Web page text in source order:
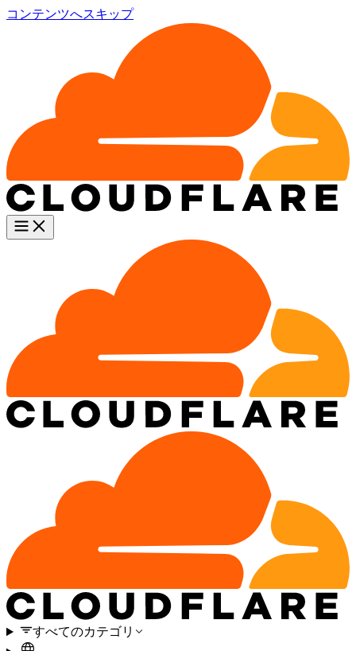
コンテンツへスキップ
すべてのカテゴリ